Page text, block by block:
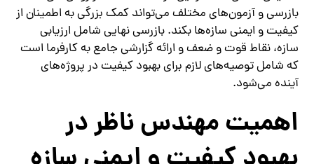
بازرسی و آزمون‌های مختلف می‌تواند کمک بزرگی به اطمینان از
کیفیت و ایمنی سازه‌ها بکند. بازرسی نهایی شامل ارزیابی
سازه، نقاط قوت و ضعف و ارائه گزارشی جامع به کارفرما است
که شامل توصیه‌های لازم برای بهبود کیفیت در پروژه‌های
آینده می‌شود.
اهمیت مهندس ناظر در